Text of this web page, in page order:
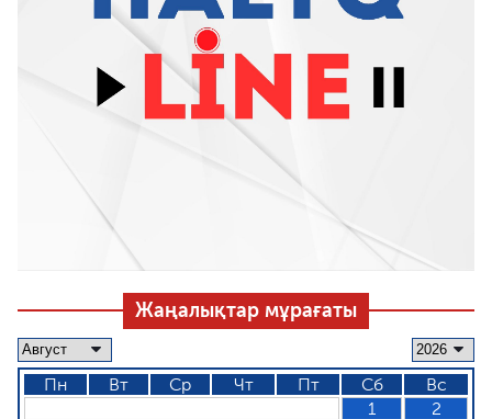
Жаңалықтар мұрағаты
Пн Вт Ср Чт Пт Сб
Вс
1
2